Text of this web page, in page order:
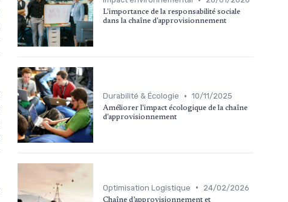
L'importance de la responsabilité sociale
dans la chaîne d'approvisionnement
Durabilité & Écologie • 10/11/2025
Améliorer l'impact écologique de la chaîne
d'approvisionnement
Optimisation Logistique • 24/02/2026
Chaîne d’approvisionnement et